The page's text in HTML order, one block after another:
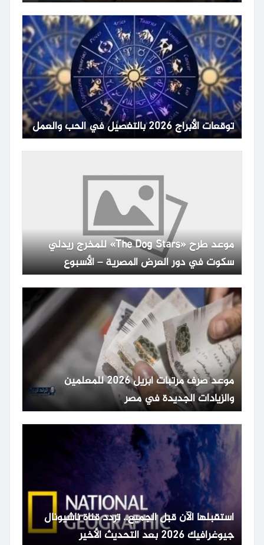
توقعات الأبراج 2026 بالتفصيل في الحب والعمل
موعد طرح «The Dog Stars» للمخرج ريدلي
سكوت في دور العرض المصرية – الأسبوع
موعد صرف مرتبات أبريل 2026 للمعلمين
والزيادات الجديدة في مصر
استقبلها الآن قبل الجميع.. تردد قناة ناشيونال
جيوغرافيك 2026 بعد التحديث الأخير